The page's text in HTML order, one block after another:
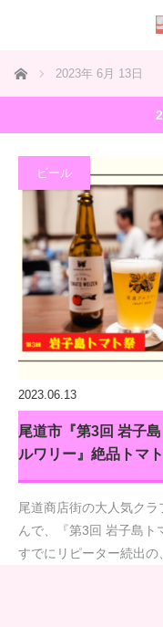
ホーム 2023年 6月 13日
ビール
2023.06.13
尾道市『第3回 岩子
ルワリー』絶品トマ
尾道商店街の大人気ク
んで、『第3回 岩子島ト
すでにリピーター続出の